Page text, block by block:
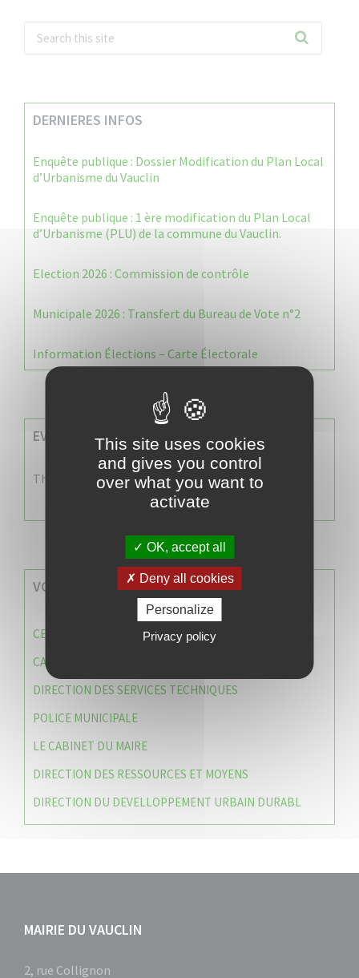
DERNIERES INFOS
Enquête publique : Dossier Modification du Plan Local
d’Urbanisme du Vauclin
Enquête publique : 1 ère modification du Plan Local
d’Urbanisme (PLU) de la commune du Vauclin.
Election 2026 : Commission de contrôle
Municipale 2026 : Transfert du Bureau de Vote n°2
Information Élections – Carte Électorale
EVENEMENTS A VENIR
There are no events
VOS SERVICES MUNICIPAUX
CENTRE COMMUNAL D’ACTION SOCIALE (C.C.A.S)
CAISSE DES ÉCOLES
DIRECTION DES SERVICES TECHNIQUES
POLICE MUNICIPALE
LE CABINET DU MAIRE
DIRECTION DES RESSOURCES ET MOYENS
DIRECTION DU DEVELLOPPEMENT URBAIN DURABL
MAIRIE DU VAUCLIN
2, rue Collignon
This site uses cookies
and gives you control
over what you want to
activate
OK, accept all
Deny all cookies
Personalize
Privacy policy